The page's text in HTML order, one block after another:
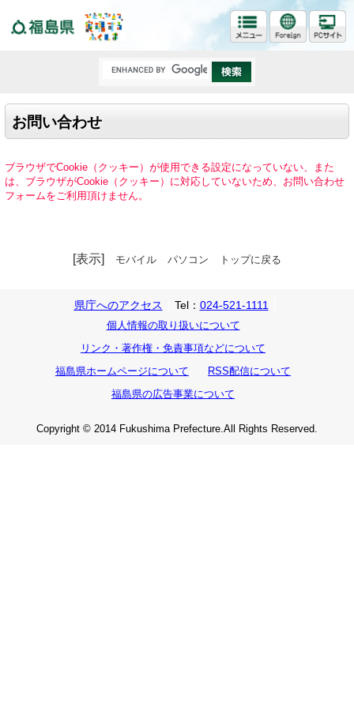
お問い合わせ
ブラウザでCookie（クッキー）が使用できる設定になっていない、また
は、ブラウザがCookie（クッキー）に対応していないため、お問い合わせ
フォームをご利用頂けません。
[表示] モバイル パソコン トップに戻る
県庁へのアクセス Tel： 024-521-1111
個人情報の取り扱いについて
リンク・著作権・免責事項などについて
福島県ホームページについて
RSS配信について
福島県の広告事業について
Copyright © 2014 Fukushima Prefecture.All Rights Reserved.